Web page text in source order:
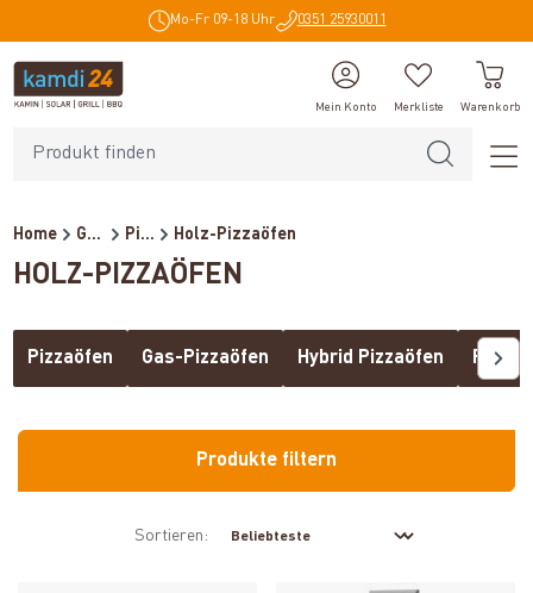
Mo-Fr 09-18 Uhr 0351 25930011
Mein Konto Merkliste Warenkorb
Home Grills Pizzaöfen Holz-Pizzaöfen
HOLZ-PIZZAÖFEN
Pizzaöfen Gas-Pizzaöfen Hybrid Pizzaöfen Pizza-
Produkte filtern
Sortieren: